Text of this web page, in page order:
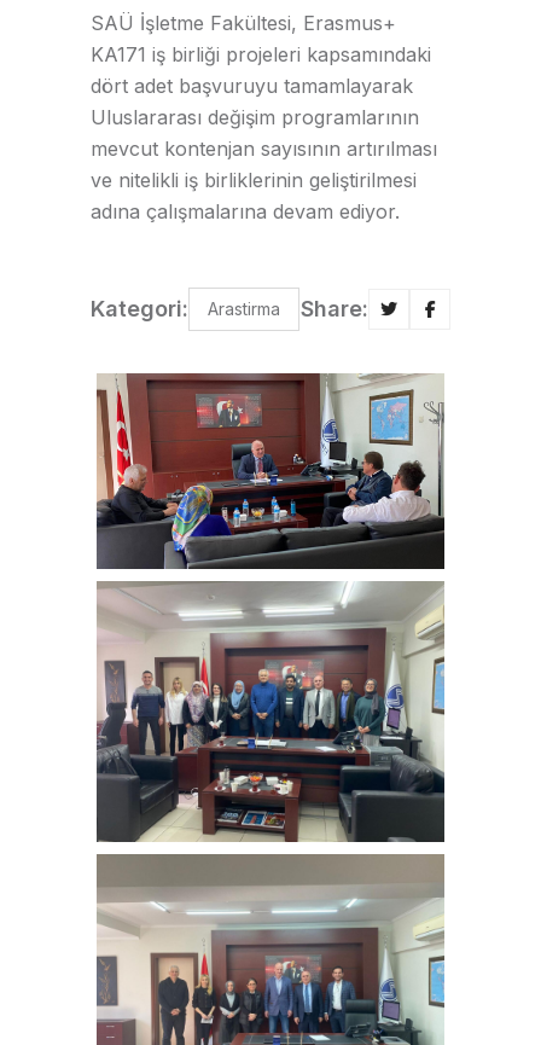
SAÜ İşletme Fakültesi, Erasmus+
KA171 iş birliği projeleri kapsamındaki
dört adet başvuruyu tamamlayarak
Uluslararası değişim programlarının
mevcut kontenjan sayısının artırılması
ve nitelikli iş birliklerinin geliştirilmesi
adına çalışmalarına devam ediyor.
Kategori: Arastirma Share: